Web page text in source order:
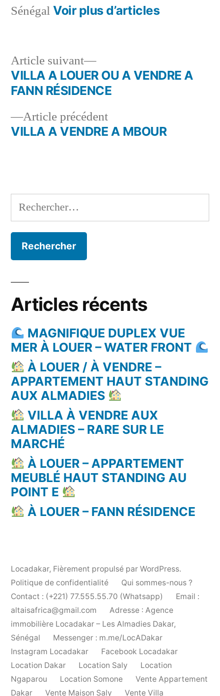
Sénégal Voir plus d’articles
Navigation
l’article
Article précédentArticle
précédent :
VILLA A VENDRE A MBOUR
Article suivant
Article
suivant :
VILLA A LOUER OU A VENDRE A
FANN RÉSIDENCE
Rechercher :
Articles récents
MAGNIFIQUE DUPLEX VUE
MER À LOUER – WATER FRONT
À LOUER / À VENDRE –
APPARTEMENT HAUT STANDING
AUX ALMADIES
VILLA À VENDRE AUX
ALMADIES – RARE SUR LE
MARCHÉ
À LOUER – APPARTEMENT
MEUBLÉ HAUT STANDING AU
POINT E
À LOUER – FANN RÉSIDENCE
Locadakar, Fièrement propulsé par WordPress.
Politique de confidentialité
Qui sommes-nous ?
Contact : (+221) 77.555.55.70 (Whatsapp)
Email :
altaisafrica@gmail.com
Adresse : Agence
immobilière Locadakar – Les Almadies Dakar,
Sénégal
Messenger : m.me/LocADakar
Instagram Locadakar
Facebook Locadakar
Location Dakar
Location Saly
Location
Ngaparou
Location Somone
Vente Appartement
Dakar
Vente Maison Saly Vente Villa